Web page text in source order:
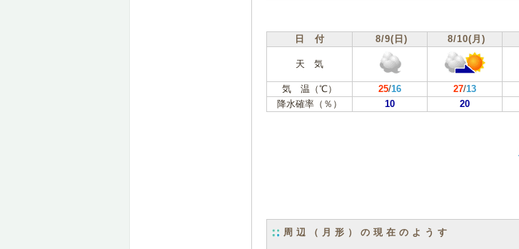
日 付 8/9(日) 8/10(月)
天 気
気 温（℃） 25/16 27/13
降水確率（％）
10 20
周辺（月形）の現在のようす